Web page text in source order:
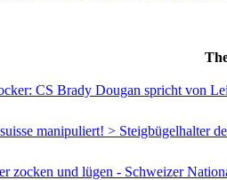
CS Brady Dougan spricht von
manipuliert! > Steigbügelhalter
zocken und lügen - Schweizer